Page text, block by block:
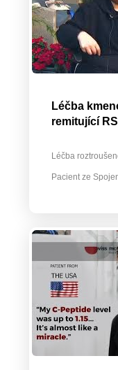
Léčba
remitující RS
Léčba
Pacient ze